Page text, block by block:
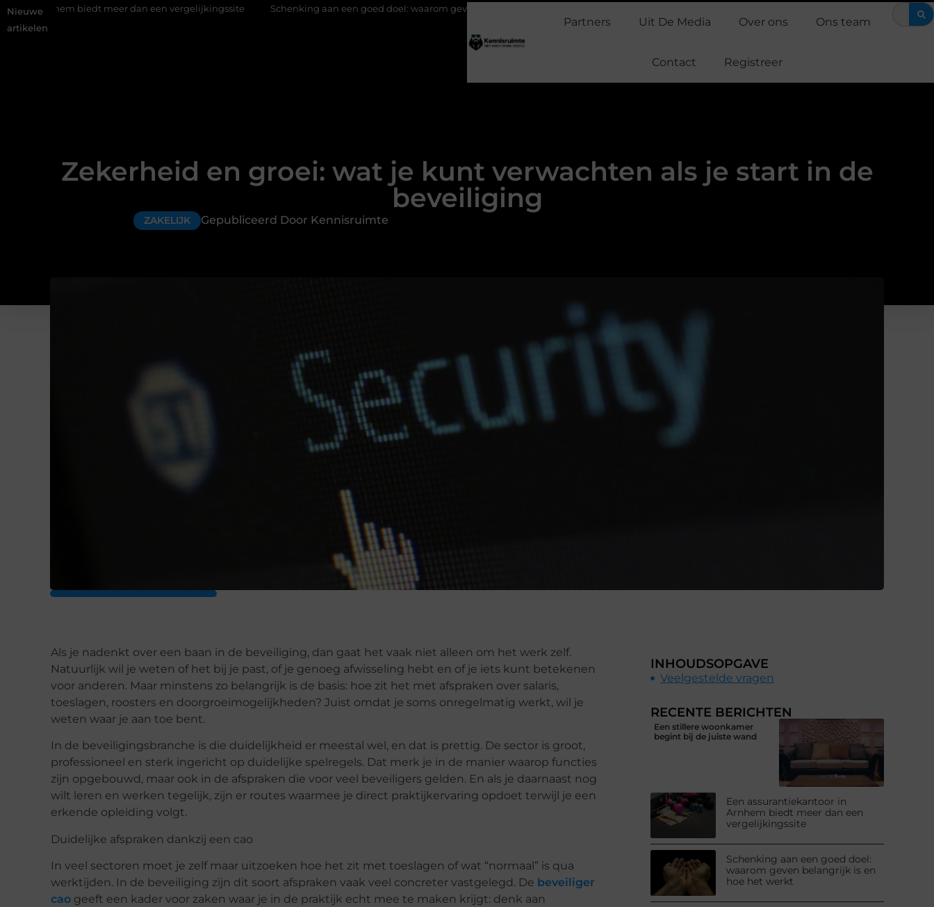
Nieuwe
artikelen
meer dan een vergelijkingssite Schenking aan een goed doel: waarom geven belangrijk is en hoe het werkt Waarom Support
Partners Uit De Media Over ons Ons team
Contact Registreer
Zekerheid en groei: wat je kunt verwachten als je start in de
beveiliging
ZAKELIJK Gepubliceerd Door Kennisruimte
Als je nadenkt over een baan in de beveiliging, dan gaat het vaak niet alleen om het werk zelf.
Natuurlijk wil je weten of het bij je past, of je genoeg afwisseling hebt en of je iets kunt betekenen
voor anderen. Maar minstens zo belangrijk is de basis: hoe zit het met afspraken over salaris,
toeslagen, roosters en doorgroeimogelijkheden? Juist omdat je soms onregelmatig werkt, wil je
weten waar je aan toe bent.
In de beveiligingsbranche is die duidelijkheid er meestal wel, en dat is prettig. De sector is groot,
professioneel en sterk ingericht op duidelijke spelregels. Dat merk je in de manier waarop functies
zijn opgebouwd, maar ook in de afspraken die voor veel beveiligers gelden. En als je daarnaast nog
wilt leren en werken tegelijk, zijn er routes waarmee je direct praktijkervaring opdoet terwijl je een
erkende opleiding volgt.
Duidelijke afspraken dankzij een cao
In veel sectoren moet je zelf maar uitzoeken hoe het zit met toeslagen of wat “normaal” is qua
werktijden. In de beveiliging zijn dit soort afspraken vaak veel concreter vastgelegd. De beveiliger
cao geeft een kader voor zaken waar je in de praktijk echt mee te maken krijgt: denk aan
INHOUDSOPGAVE
Veelgestelde vragen
RECENTE BERICHTEN
Een stillere woonkamer
begint bij de juiste wand
Een assurantiekantoor in
Arnhem biedt meer dan een
vergelijkingssite
Schenking aan een goed doel:
waarom geven belangrijk is en
hoe het werkt